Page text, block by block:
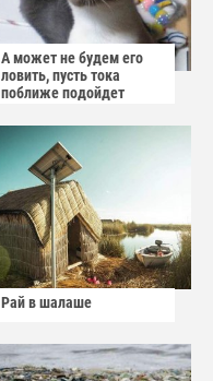
А может не будем его
ловить, пусть тока
поближе подойдет
Рай в шалаше